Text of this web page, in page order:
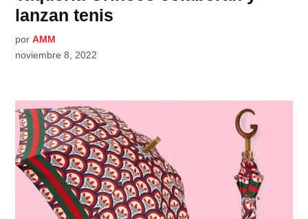
lanzan tenis
por AMM
noviembre 8, 2022